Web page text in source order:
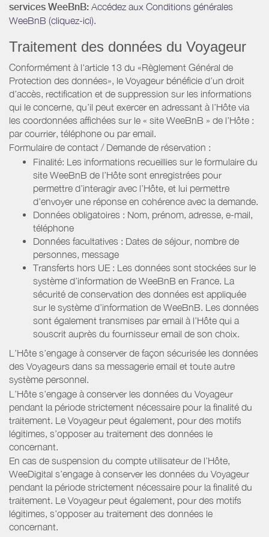
services WeeBnB: Accédez aux Conditions générales
WeeBnB (cliquez-ici).
Traitement des données du Voyageur
Conformément à l'article 13 du «Règlement Général de
Protection des données», le Voyageur bénéficie d’un droit
d’accès, rectification et de suppression sur les informations
qui le concerne, qu’il peut exercer en adressant à l’Hôte via
les coordonnées affichées sur le « site WeeBnB » de l’Hôte :
par courrier, téléphone ou par email.
Formulaire de contact / Demande de réservation :
Finalité: Les informations recueillies sur le formulaire du
site WeeBnB de l’Hôte sont enregistrées pour
permettre d’interagir avec l’Hôte, et lui permettre
d’envoyer une réponse en cohérence avec la demande.
Données obligatoires : Nom, prénom, adresse, e-mail,
téléphone
Données facultatives : Dates de séjour, nombre de
personnes, message
Transferts hors UE : Les données sont stockées sur le
système d’information de WeeBnB en France. La
sécurité de conservation des données est appliquée
sur le système d’information de WeeBnB. Les données
sont également transmises par email à l’Hôte qui a
souscrit auprès du fournisseur email de son choix.
L’Hôte s’engage à conserver de façon sécurisée les données
des Voyageurs dans sa messagerie email et toute autre
système personnel.
L’Hôte s’engage à conserver les données du Voyageur
pendant la période strictement nécessaire pour la finalité du
traitement. Le Voyageur peut également, pour des motifs
légitimes, s’opposer au traitement des données le
concernant.
En cas de suspension du compte utilisateur de l’Hôte,
WeeDigital s’engage à conserver les données du Voyageur
pendant la période strictement nécessaire pour la finalité du
traitement. Le Voyageur peut également, pour des motifs
légitimes, s’opposer au traitement des données le
concernant.